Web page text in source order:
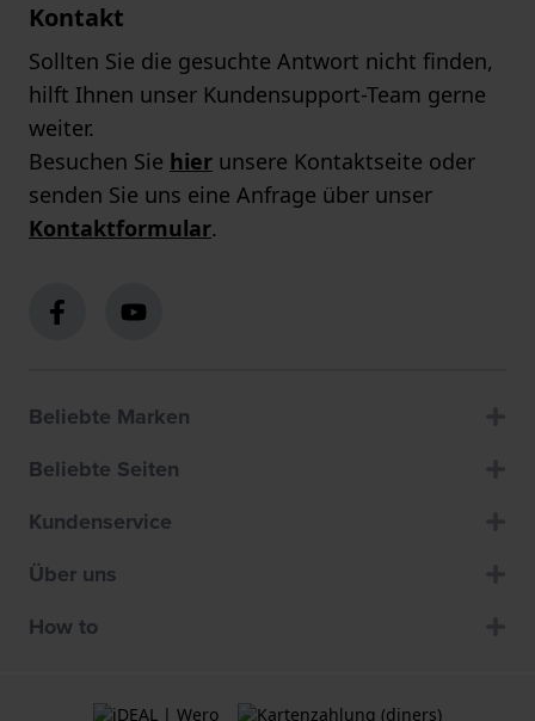
Kontakt
Sollten Sie die gesuchte Antwort nicht finden,
hilft Ihnen unser Kundensupport-Team gerne
weiter.
Besuchen Sie hier unsere Kontaktseite oder
senden Sie uns eine Anfrage über unser
Kontaktformular.
Beliebte Marken
Beliebte Seiten
Kundenservice
Über uns
How to